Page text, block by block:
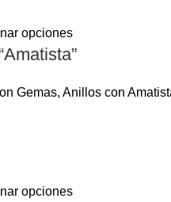
opciones
Gemas, Anillos con
opciones